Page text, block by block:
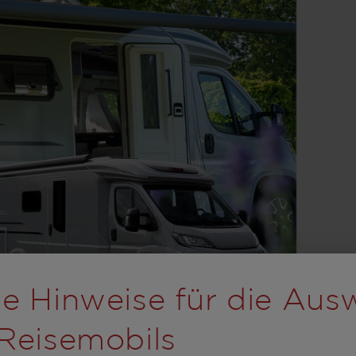
wird der
Hinweise für die